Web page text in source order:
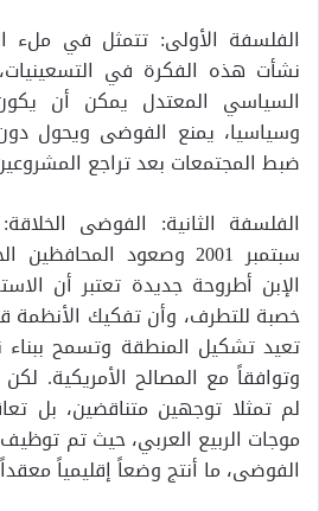
الفلسفة الأولى: تتمثل في ملء
نشأت هذه الفكرة في
السياسي المعتدل يمكن أن
وسياسيا، يمنع الفوضى ويحول
ضبط المجتمعات بعد تراجع
سبتمبر 2001 وصعود
الإبن أطروحة جديدة تعتبر أن
خصبة للتطرف، وأن تفكيك
تعيد تشكيل المنطقة وتسمح ببناء
وتوافقاً مع المصالح الأمريكية.
لم تمثلا توجهين متناقضين، بل
موجات الربيع العربي، حيث تم
الفوضى، ما أنتج وضعاً إقليمياً